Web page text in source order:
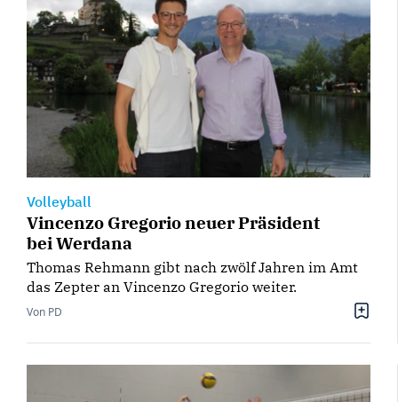
Volleyball
Vincenzo Gregorio neuer Präsident
bei Werdana
Thomas Rehmann gibt nach zwölf Jahren im Amt
das Zepter an Vincenzo Gregorio weiter.
Von PD